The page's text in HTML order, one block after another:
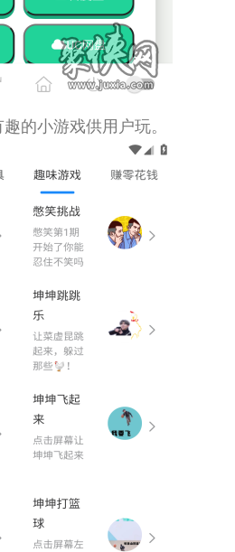
的小游戏供用户玩。